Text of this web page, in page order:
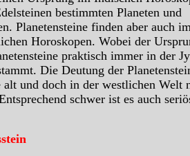
bestimmten Planeten und
Planetensteine finden aber auch
Horoskopen. Wobei der
praktisch immer in der
Die Deutung der
alt und doch in der westlichen Welt
schwer ist es auch